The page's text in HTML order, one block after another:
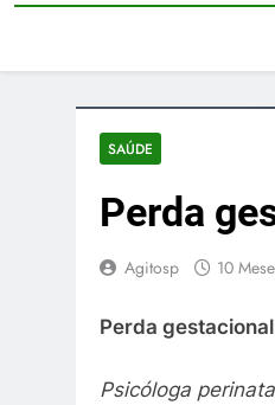
SAÚDE
Perda
Agitosp 10
Perda
Psicóloga